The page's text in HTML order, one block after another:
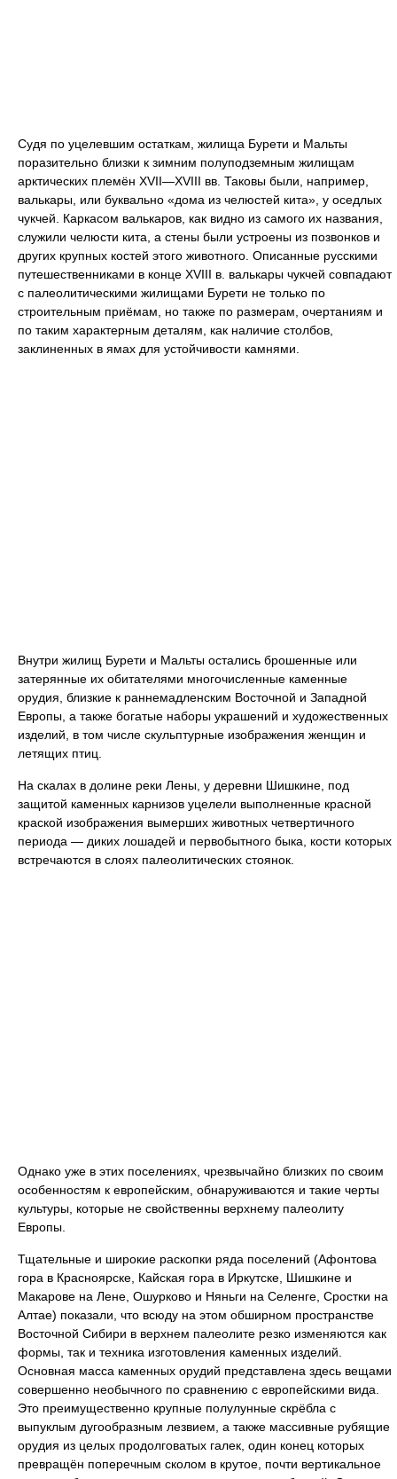
Судя по уцелевшим остаткам, жилища Бурети и Мальты
поразительно близки к зимним полуподземным жилищам
арктических племён XVII—XVIII вв. Таковы были, например,
валькары, или буквально «дома из челюстей кита», у оседлых
чукчей. Каркасом валькаров, как видно из самого их названия,
служили челюсти кита, а стены были устроены из позвонков и
других крупных костей этого животного. Описанные русскими
путешественниками в конце XVIII в. валькары чукчей совпадают
с палеолитическими жилищами Бурети не только по
строительным приёмам, но также по размерам, очертаниям и
по таким характерным деталям, как наличие столбов,
заклиненных в ямах для устойчивости камнями.
Внутри жилищ Бурети и Мальты остались брошенные или
затерянные их обитателями многочисленные каменные
орудия, близкие к раннемадленским Восточной и Западной
Европы, а также богатые наборы украшений и художественных
изделий, в том числе скульптурные изображения женщин и
летящих птиц.
На скалах в долине реки Лены, у деревни Шишкине, под
защитой каменных карнизов уцелели выполненные красной
краской изображения вымерших животных четвертичного
периода — диких лошадей и первобытного быка, кости которых
встречаются в слоях палеолитических стоянок.
Однако уже в этих поселениях, чрезвычайно близких по своим
особенностям к европейским, обнаруживаются и такие черты
культуры, которые не свойственны верхнему палеолиту
Европы.
Тщательные и широкие раскопки ряда поселений (Афонтова
гора в Красноярске, Кайская гора в Иркутске, Шишкине и
Макарове на Лене, Ошурково и Няньги на Селенге, Сростки на
Алтае) показали, что всюду на этом обширном пространстве
Восточной Сибири в верхнем палеолите резко изменяются как
формы, так и техника изготовления каменных изделий.
Основная масса каменных орудий представлена здесь вещами
совершенно необычного по сравнению с европейскими вида.
Это преимущественно крупные полулунные скрёбла с
выпуклым дугообразным лезвием, а также массивные рубящие
орудия из целых продолговатых галек, один конец которых
превращён поперечным сколом в крутое, почти вертикальное